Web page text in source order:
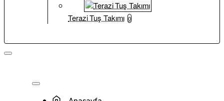
Terazi Tuş Takımı 0